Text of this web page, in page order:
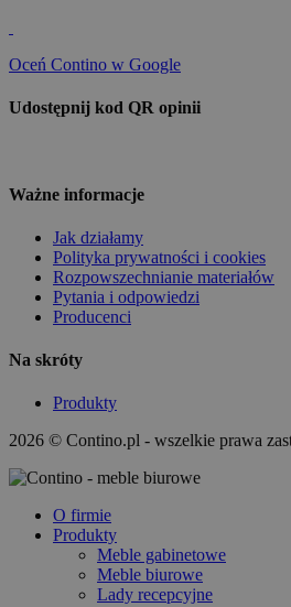
Oceń Contino w Google
Udostępnij kod QR opinii
Ważne informacje
Jak działamy
Polityka prywatności i cookies
Rozpowszechnianie materiałów
Pytania i odpowiedzi
Producenci
Na skróty
Produkty
2026 © Contino.pl - wszelkie prawa
O firmie
Produkty
Meble gabinetowe
Meble biurowe
Lady recepcyjne